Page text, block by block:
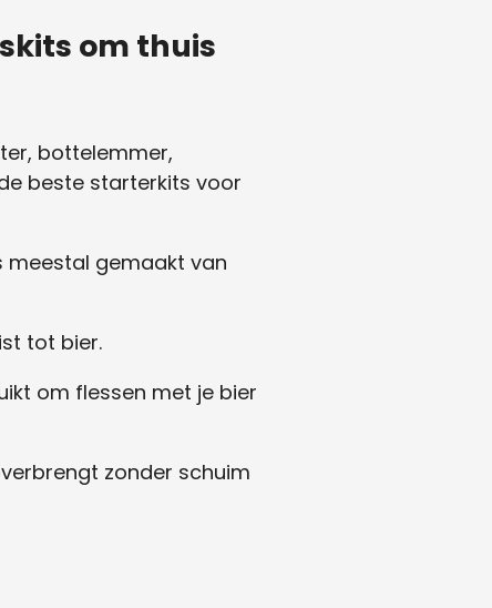
om thuis
bottelemmer,
beste starterkits voor
meestal gemaakt van
tot bier.
om flessen met je bier
zonder schuim